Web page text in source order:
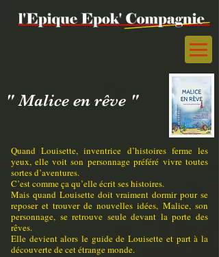
Quand Louisette, inventrice d’histoires ferme les
yeux, elle voit son personnage préféré vivre toutes
sortes d’aventures.
C’est comme ça qu’elle écrit ses histoires.
Mais quand Louisette doit vraiment dormir pour se
reposer et trouver de nouvelles idées, Malice, son
personnage, se retrouve seule devant la porte des
rêves.
Elle devient alors le guide de Louisette et part à la
découverte de cet étrange monde.
" Malice en rêve "